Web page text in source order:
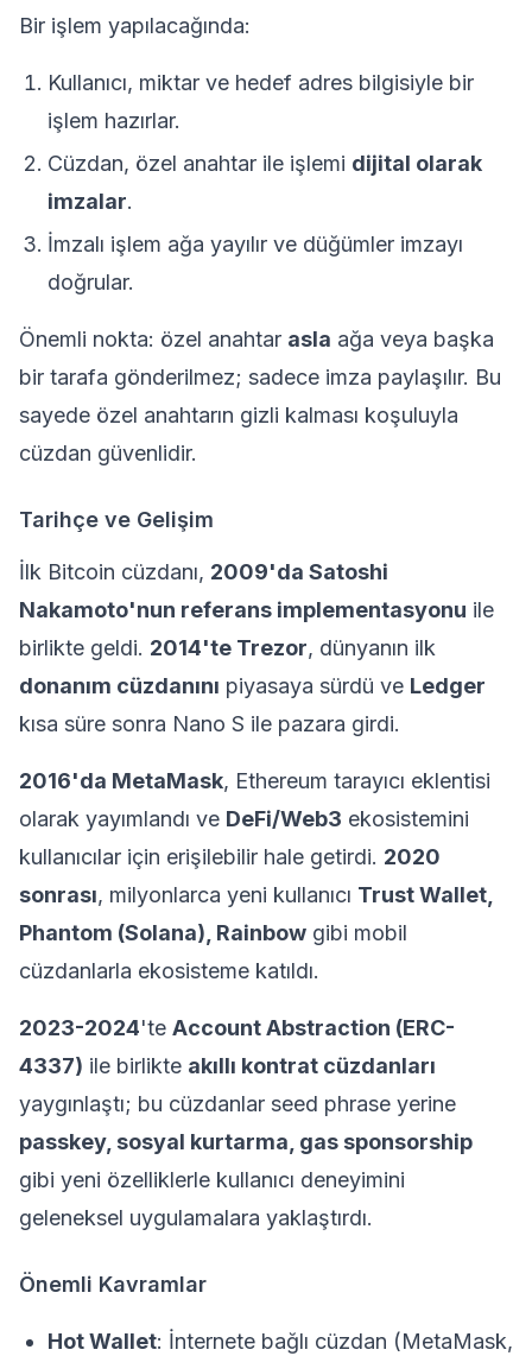
Bir işlem yapılacağında:
Kullanıcı, miktar ve hedef adres bilgisiyle bir
işlem hazırlar.
Cüzdan, özel anahtar ile işlemi dijital olarak
imzalar.
İmzalı işlem ağa yayılır ve düğümler imzayı
doğrular.
Önemli nokta: özel anahtar asla ağa veya başka
bir tarafa gönderilmez; sadece imza paylaşılır. Bu
sayede özel anahtarın gizli kalması koşuluyla
cüzdan güvenlidir.
Tarihçe ve Gelişim
İlk Bitcoin cüzdanı, 2009'da Satoshi
Nakamoto'nun referans implementasyonu ile
birlikte geldi. 2014'te Trezor, dünyanın ilk
donanım cüzdanını piyasaya sürdü ve Ledger
kısa süre sonra Nano S ile pazara girdi.
2016'da MetaMask, Ethereum tarayıcı eklentisi
olarak yayımlandı ve DeFi/Web3 ekosistemini
kullanıcılar için erişilebilir hale getirdi. 2020
sonrası, milyonlarca yeni kullanıcı Trust Wallet,
Phantom (Solana), Rainbow gibi mobil
cüzdanlarla ekosisteme katıldı.
2023-2024'te Account Abstraction (ERC-
4337) ile birlikte akıllı kontrat cüzdanları
yaygınlaştı; bu cüzdanlar seed phrase yerine
passkey, sosyal kurtarma, gas sponsorship
gibi yeni özelliklerle kullanıcı deneyimini
geleneksel uygulamalara yaklaştırdı.
Önemli Kavramlar
Hot Wallet: İnternete bağlı cüzdan (MetaMask,